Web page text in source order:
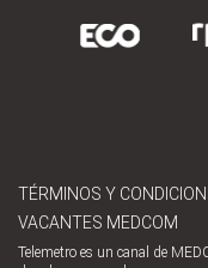
TÉRMINOS Y
VACANTES MEDCOM
Telemetro es un canal de